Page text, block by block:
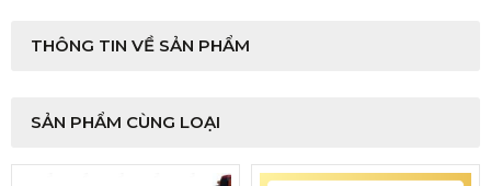
THÔNG TIN VỀ SẢN PHẨM
SẢN PHẨM CÙNG LOẠI